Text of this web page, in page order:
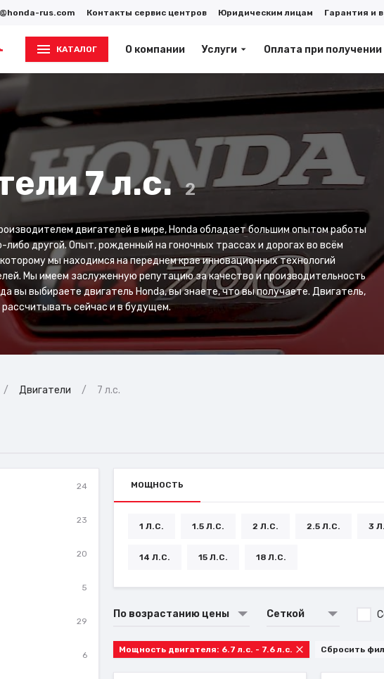
rus.com Контакты сервис центров Юридическим лицам Гарантия и
КАТАЛОГ О компании Услуги Оплата при получении
7 л.с. 2
двигателей в мире, Honda обладает большим опытом работы
либо другой. Опыт, рожденный на гоночных трассах и дорогах во всём
мы находимся на переднем крае инновационных технологий
Мы имеем заслуженную репутацию за качество и производительность
вы выбираете двигатель Honda, вы знаете, что вы получаете. Двигатель,
сейчас и в будущем.
Двигатели 7 л.с.
24
23
20
5
29
6
МОЩНОСТЬ
1 Л.С. 1.5 Л.С. 2 Л.С. 2.5 Л.С. 3
14 Л.С. 15 Л.С. 18 Л.С.
По возрастанию цены Сеткой
Мощность двигателя: 6.7 л.с. - 7.6 л.с. Сбросить